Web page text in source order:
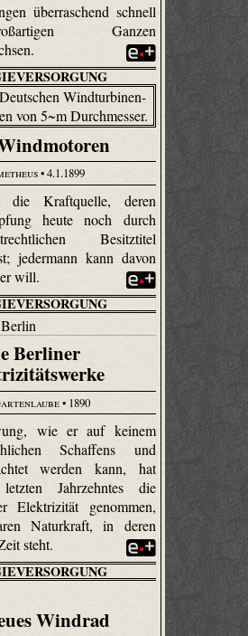
überraschend schnell
Ganzen
• 4.1.1899
Kraftquelle, deren
heute noch durch
Besitztitel
jedermann kann davon
will.
Berliner
• 1890
wie er auf keinem
Schaffens und
werden kann, hat
Jahrzehntes die
Elektrizität genommen,
Naturkraft, in deren
steht.
Windrad